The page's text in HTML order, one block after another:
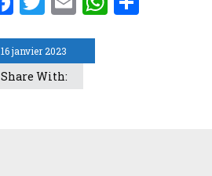
16 janvier 2023
Share With: